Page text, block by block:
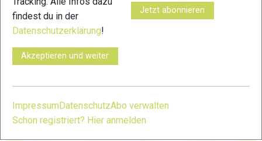
87
findest du in der
Datenschutzerklärung!
Akzeptieren und weiter
Jetzt abonnieren
Impressum DatenschutzAbo verwalten
Schon registriert? Hier anmelden